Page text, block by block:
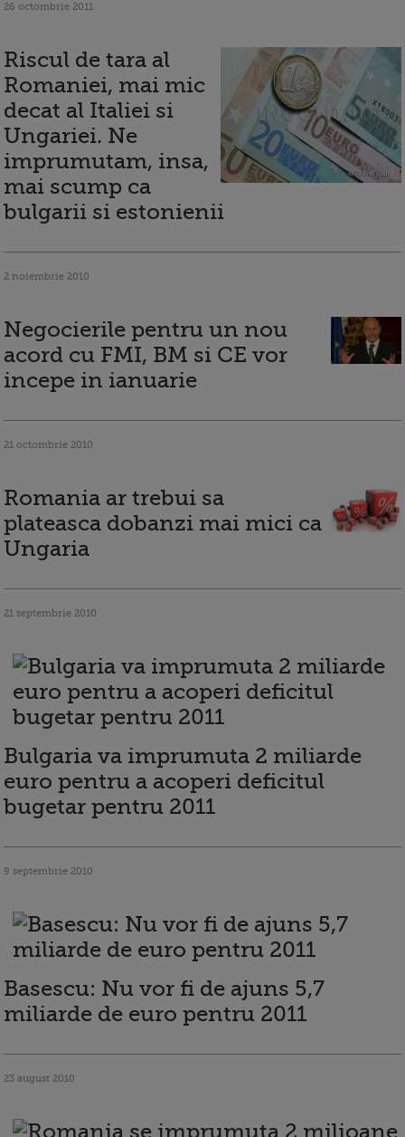
26 octombrie 2011
Riscul de tara al
Romaniei, mai mic
decat al Italiei si
Ungariei. Ne
imprumutam, insa,
mai scump ca
bulgarii si estonienii
2 noiembrie 2010
Negocierile pentru un nou
acord cu FMI, BM si CE vor
incepe in ianuarie
21 octombrie 2010
Romania ar trebui sa
plateasca dobanzi mai mici ca
Ungaria
21 septembrie 2010
Bulgaria va imprumuta 2 miliarde
euro pentru a acoperi deficitul
bugetar pentru 2011
9 septembrie 2010
Basescu: Nu vor fi de ajuns 5,7
miliarde de euro pentru 2011
23 august 2010